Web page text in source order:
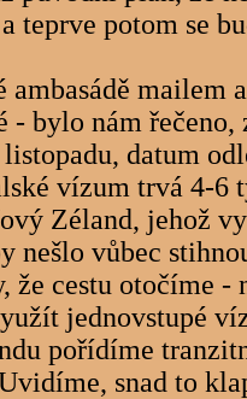
teprve potom se
ambasádě mailem
- bylo nám
datum
vízum trvá 4-6
Zéland, jehož
nešlo vůbec
že cestu otočíme -
jednovstupé
pořídíme
snad to